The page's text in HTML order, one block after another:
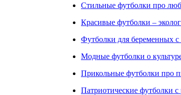
Стильные футболки про
Красивые футболки –
Футболки для беременных
Модные футболки о
Прикольные футболки про
Патриотические футболки